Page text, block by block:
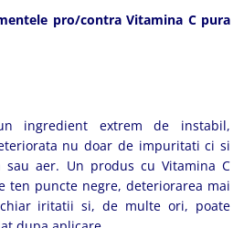
pro/contra Vitamina C pura
ingredient extrem de instabil,
nu doar de impuritati ci si
aer. Un produs cu Vitamina C
ten puncte negre, deteriorarea mai
iritatii si, de multe ori, poate